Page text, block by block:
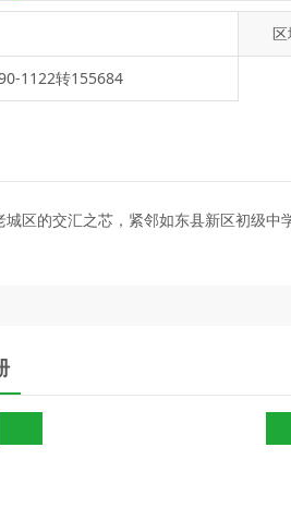
1122转155684
城区的交汇之芯，紧邻如东县新区初级